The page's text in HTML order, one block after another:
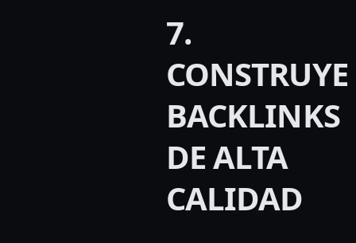
7.
CONSTRUYE
BACKLINKS
DE ALTA
CALIDAD